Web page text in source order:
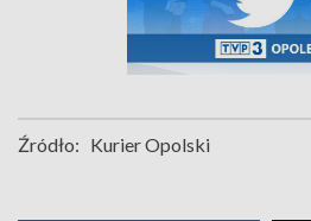
Źródło: Kurier Opolski